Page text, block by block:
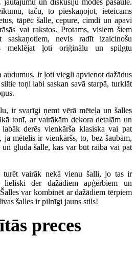
un diskusiju modes pasaulē.
taču, to pieskaņojot, ieteicams
tāpēc šalle, cepure, cimdi un apavi
vai rakstos. Protams, visiem šiem
saskaņotiem, nevis radīt izaicinošu
ļoti oriģinālu un spilgtu
audumus, ir ļoti viegli apvienot dažādus
toņi labi saskan savā starpā, turklāt
ir svarīgi ņemt vērā mēteļa un šalles
tonī, ar vairākām dekora detaļām un
derēs vienkārša klasiska vai pat
mētelis ir vienkāršs, to, bez šaubām,
gluda šalle, kas var būt raiba vai pat
turēt vairāk nekā vienu šalli, jo tas ir
lieliski der dažādiem apģērbiem un
var kombinēt ar dažādiem tērpiem
šalles ir pilnīgi jauns stils!
preces